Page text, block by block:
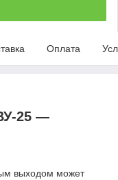
Оплата
25 —
выходoм может